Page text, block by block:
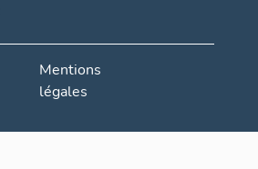
Mentions
légales